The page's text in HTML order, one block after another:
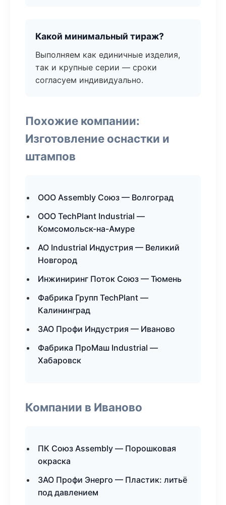
Какой минимальный тираж?
Выполняем как единичные изделия,
так и крупные серии — сроки
согласуем индивидуально.
Похожие компании:
Изготовление оснастки и
штампов
ООО Assembly Союз — Волгоград
ООО TechPlant Industrial —
Комсомольск-на-Амуре
АО Industrial Индустрия — Великий
Новгород
Инжиниринг Поток Союз — Тюмень
Фабрика Групп TechPlant —
Калининград
ЗАО Профи Индустрия — Иваново
Фабрика ПроМаш Industrial —
Хабаровск
Компании в Иваново
ПК Союз Assembly — Порошковая
окраска
ЗАО Профи Энерго — Пластик: литьё
под давлением